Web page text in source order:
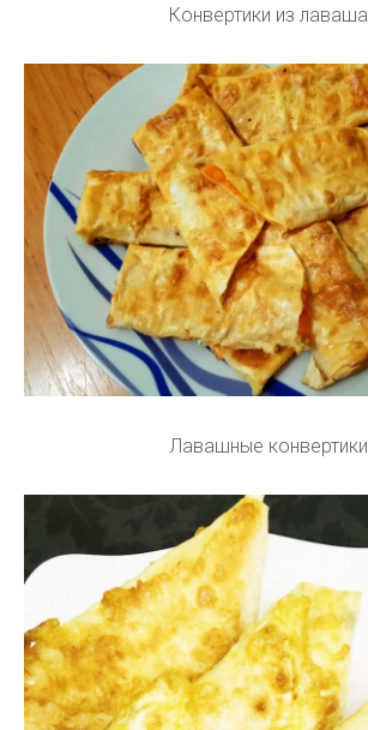
Конвертики из лаваша
Лавашные конвертики